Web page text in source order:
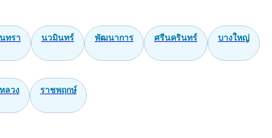
ทรา นวมินทร์ พัฒนาการ ศรีนครินทร์ บางใหญ่
ลวง ราชพฤกษ์